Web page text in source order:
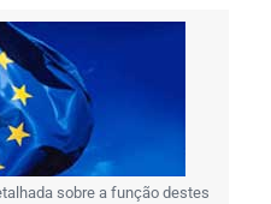
sobre a função destes